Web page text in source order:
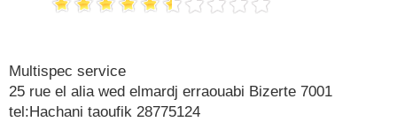
Multispec service
25 rue el alia wed elmardj erraouabi Bizerte 7001
tel:Hachani taoufik 28775124